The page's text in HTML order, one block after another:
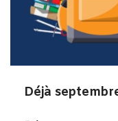
Déjà